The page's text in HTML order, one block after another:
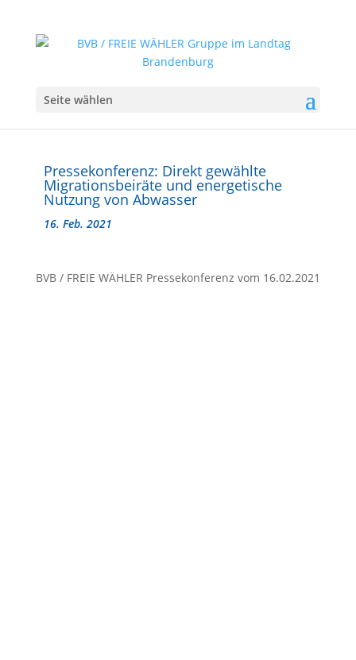
Seite wählen
Pressekonferenz: Direkt gewählte
Migrationsbeiräte und energetische
Nutzung von Abwasser
16. Feb. 2021
BVB / FREIE WÄHLER Pressekonferenz vom 16.02.2021